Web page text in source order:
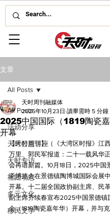
文章
All Posts
活动分享
天时公益讲座
天时专访
社团动态
多元文化
移民文学
All Posts
2025中国国际（1819陶瓷
开幕
天时周刊融媒体
2025年10月23日 讀畢需時 5 分鐘
【天时周刊】（《大湾区时报》江
万里、郭民军报道：二十一载风华
会再谱新篇。10月18日，2025中国
瓷博览会在景德镇陶博城国际会展
开幕。十二届全国政协副主席、民
副主席齐续春宣布2025中国景德镇
会（1819陶瓷嘉年华）开幕，并与